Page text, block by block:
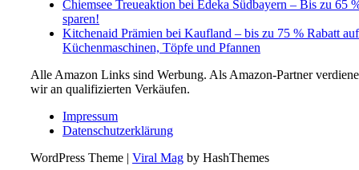
Chiemsee Treueaktion bei Edeka Südbayern – Bis zu 65
sparen!
Kitchenaid Prämien bei Kaufland – bis zu 75 % Rabatt auf
Küchenmaschinen, Töpfe und Pfannen
Alle Amazon Links sind Werbung. Als Amazon-Partner
wir an qualifizierten Verkäufen.
Impressum
Datenschutzerklärung
WordPress Theme | Viral Mag by HashThemes